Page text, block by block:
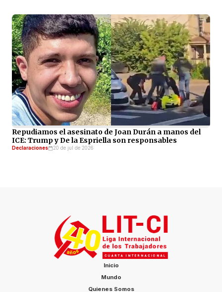
Repudiamos el asesinato de Joan Durán a manos del
ICE: Trump y De la Espriella son responsables
Declaraciones 20 de jul de 2026
Inicio
Mundo
Quienes Somos